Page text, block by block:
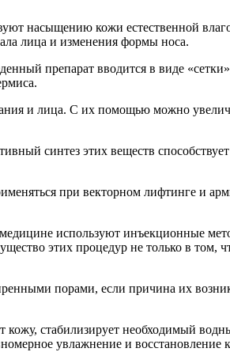
насыщению кожи естественной
лица и изменения формы носа.
препарат вводится в виде
и лица. С их помощью можно
синтез этих веществ
при векторном лифтинге и
медицине используют инъекционные
этих процедур не только в том,
порами, если причина их
стабилизирует необходимый
увлажнение и